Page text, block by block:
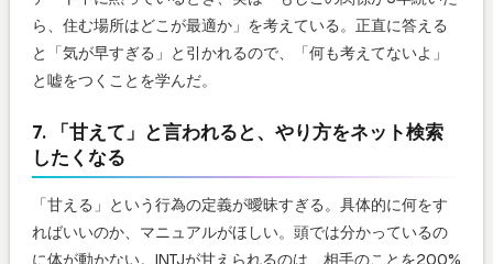
ら、住む場所はどこが最適か」を考えている。正直に答える
と「気が早すぎる」と引かれるので、「何も考えてないよ」
と嘘をつくことを学んだ。
7. 「甘えて」と言われると、やり方をネット検索
したくなる
「甘える」という行為の定義が曖昧すぎる。具体的に何をす
ればいいのか、マニュアルがほしい。頭では分かっているの
に体が動かない。INTJが甘えられるのは、相手のことを200%